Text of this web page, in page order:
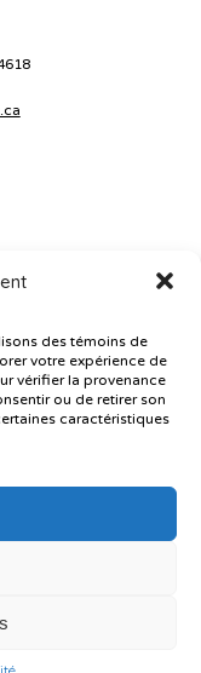
des témoins de
votre expérience de
vérifier la provenance
ou de retirer son
caractéristiques
contrôlées et
de ce contenu.